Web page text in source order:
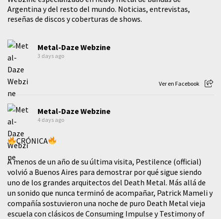
Argentina y del resto del mundo. Noticias, entrevistas,
reseñas de discos y coberturas de shows.
Metal-Daze Webzine
3 days ago
Ver en Facebook
Metal-Daze Webzine
4 days ago
CRÓNICA
A menos de un año de su última visita, Pestilence (official)
volvió a Buenos Aires para demostrar por qué sigue siendo
uno de los grandes arquitectos del Death Metal. Más allá de
un sonido que nunca terminó de acompañar, Patrick Mameli y
compañía sostuvieron una noche de puro Death Metal vieja
escuela con clásicos de Consuming Impulse y Testimony of